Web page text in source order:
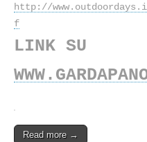
http://
f
LINK SU
Read more →